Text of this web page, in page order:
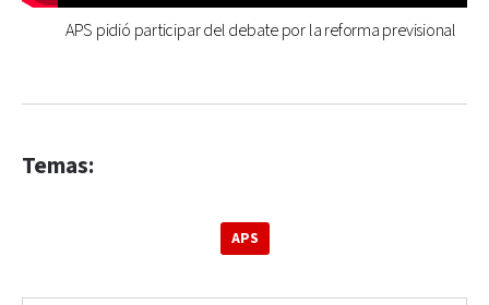
APS pidió participar del debate por la reforma previsional
Temas:
APS